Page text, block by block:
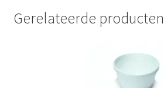
Gerelateerde producten